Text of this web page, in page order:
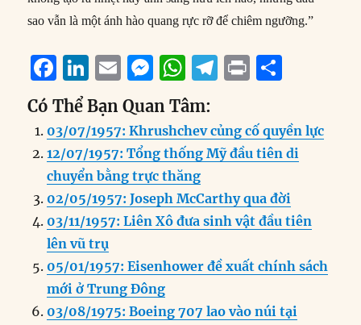
sao vẫn là một ánh hào quang rực rỡ để chiêm ngưỡng.”
F
a
c
e
b
o
o
k
Li
n
k
e
d
I
n
E
m
ai
l
M
e
ss
e
n
g
er
W
h
at
s
A
p
p
T
e
g
r
a
m
P
n
t
a
re
Có Thể Bạn Quan Tâm:
03/07/1957: Khrushchev củng cố quyền lực
12/07/1957: Tổng thống Mỹ đầu tiên di
chuyển bằng trực thăng
02/05/1957: Joseph McCarthy qua đời
03/11/1957: Liên Xô đưa sinh vật đầu tiên
lên vũ trụ
05/01/1957: Eisenhower đề xuất chính sách
mới ở Trung Đông
03/08/1975: Boeing 707 lao vào núi tại